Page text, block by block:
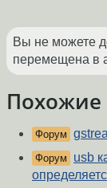
Вы не можете
перемещена в
Форум
Форум
usb